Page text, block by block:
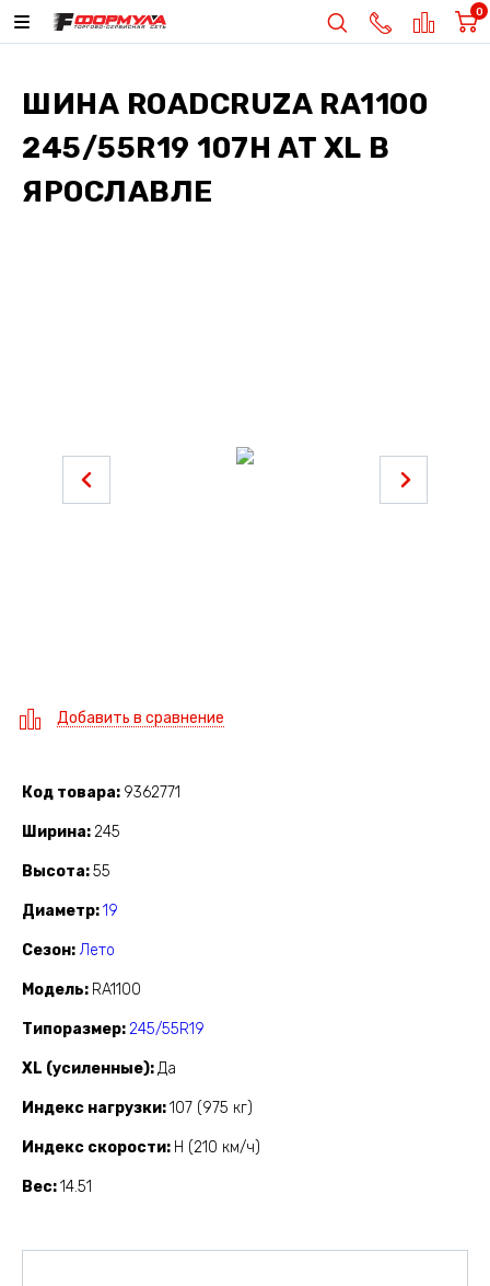
0
ШИНА ROADCRUZA RA1100
245/55R19 107H AT XL В
ЯРОСЛАВЛЕ
Добавить в сравнение
Код товара 9362771
Ширина 245
Высота 55
Диаметр 19
Сезон Лето
Модель RA1100
Типоразмер 245/55R19
XL (усиленные) Да
Индекс нагрузки 107 (975 кг)
Индекс скорости H (210 км/ч)
Вес 14.51